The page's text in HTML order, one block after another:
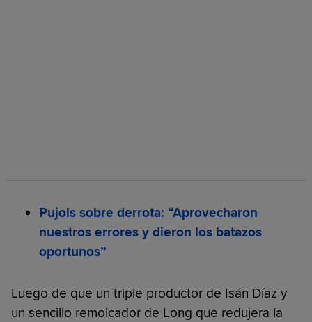
Pujols sobre derrota: “Aprovecharon
nuestros errores y dieron los batazos
oportunos”
Luego de que un triple productor de Isán Díaz y
un sencillo remolcador de Long que redujera la